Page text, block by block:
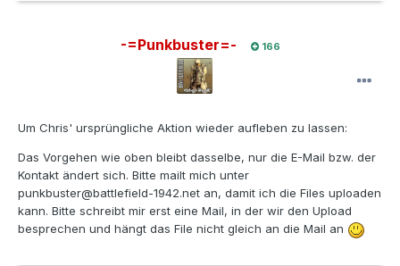
-=Punkbuster=- 166
Um Chris' ursprüngliche Aktion wieder aufleben zu lassen:
Das Vorgehen wie oben bleibt dasselbe, nur die E-Mail bzw. der
Kontakt ändert sich. Bitte mailt mich unter
punkbuster@battlefield-1942.net an, damit ich die Files uploaden
kann. Bitte schreibt mir erst eine Mail, in der wir den Upload
besprechen und hängt das File nicht gleich an die Mail an